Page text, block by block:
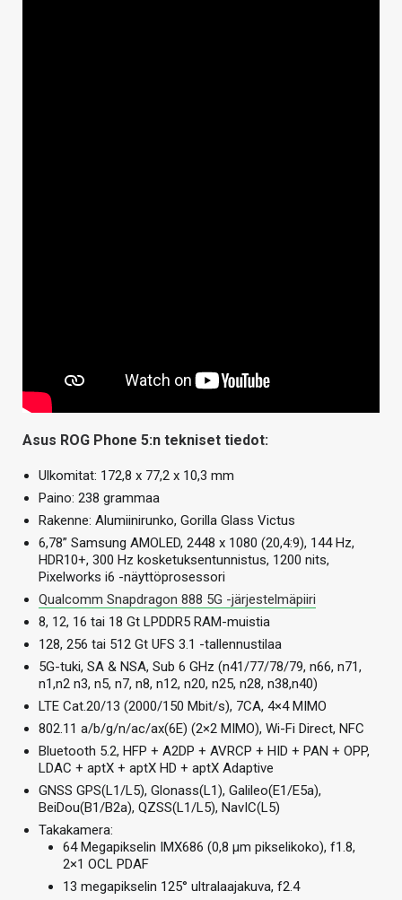
Asus ROG Phone 5:n tekniset tiedot:
Ulkomitat: 172,8 x 77,2 x 10,3 mm
Paino: 238 grammaa
Rakenne: Alumiinirunko, Gorilla Glass Victus
6,78” Samsung AMOLED, 2448 x 1080 (20,4:9), 144 Hz,
HDR10+, 300 Hz kosketuksentunnistus, 1200 nits,
Pixelworks i6 -näyttöprosessori
Qualcomm Snapdragon 888 5G -järjestelmäpiiri
8, 12, 16 tai 18 Gt LPDDR5 RAM-muistia
128, 256 tai 512 Gt UFS 3.1 -tallennustilaa
5G-tuki, SA & NSA, Sub 6 GHz (n41/77/78/79, n66, n71,
n1,n2 n3, n5, n7, n8, n12, n20, n25, n28, n38,n40)
LTE Cat.20/13 (2000/150 Mbit/s), 7CA, 4×4 MIMO
802.11 a/b/g/n/ac/ax(6E) (2×2 MIMO), Wi-Fi Direct, NFC
Bluetooth 5.2, HFP + A2DP + AVRCP + HID + PAN + OPP,
LDAC + aptX + aptX HD + aptX Adaptive
GNSS GPS(L1/L5), Glonass(L1), Galileo(E1/E5a),
BeiDou(B1/B2a), QZSS(L1/L5), NavIC(L5)
Takakamera:
64 Megapikselin IMX686 (0,8 µm pikselikoko), f1.8,
2×1 OCL PDAF
13 megapikselin 125° ultralaajakuva, f2.4